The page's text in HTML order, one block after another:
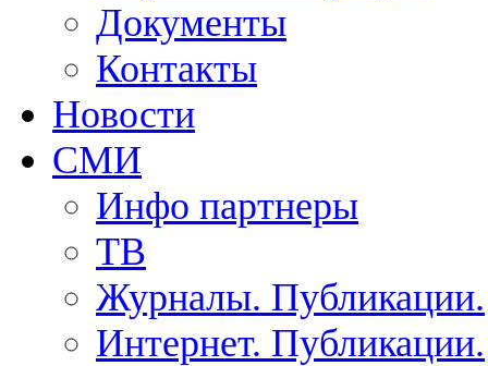
Документы
Контакты
Новости
СМИ
Инфо партнеры
ТВ
Журналы. Публикации.
Интернет. Публикации.